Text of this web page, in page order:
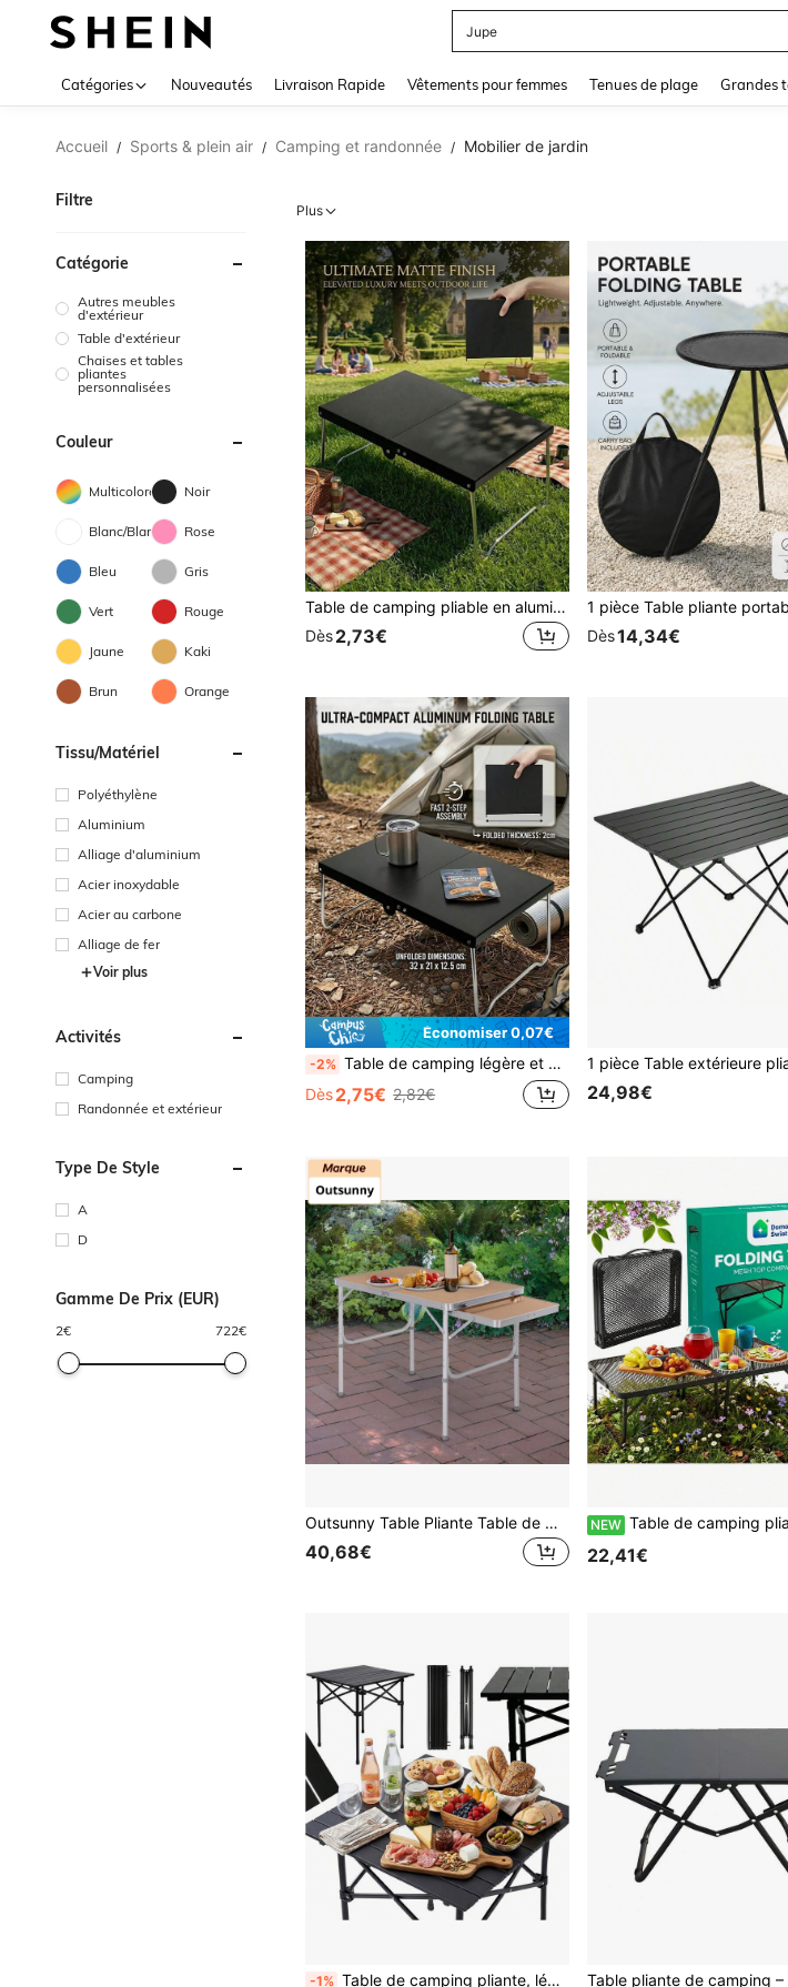
Jupe
Catégories Nouveautés Livraison Rapide Vêtements pour femmes Tenues de plage Grandes
Accueil / Sports & plein air / Camping et randonnée / Mobilier de jardin
Filtre
Catégorie
Autres meubles
d'extérieur
Table d'extérieur
Chaises et tables
pliantes
personnalisées
Couleur
Multicolore Noir
Blanc/Blanche Rose
Bleu Gris
Vert Rouge
Jaune Kaki
Brun Orange
Tissu/matériel
Polyéthylène
Aluminium
Alliage d'aluminium
Acier inoxydable
Acier au carbone
Alliage de fer
Voir plus
Activités
Camping
Randonnée et extérieur
Type De Style
A
D
Gamme De Prix (EUR)
2€ 722€
Plus
Table de camping pliable en aluminium, légère, minimaliste et robuste, table de pique-nique et de café portable, convient pour le jardinage extérieur, la randonnée, la pêche, gain de place, surface lisse, design ergonomique, idéal pour les voyages, la remise des diplômes, la rentrée scolaire, la fête des pères
Dès2,73€
Dès14,34€
Économiser 0,07€
-2% Table de camping légère et pliable, équipement essentiel pour les randonneurs, les pêcheurs et les campeurs. Durable et robuste, choix de cadeau parfait pour la saison des voyages, la rentrée scolaire ou la cérémonie de remise des diplômes.
Dès2,75€ 2,82€ 24,98€
Outsunny Table Pliante Table de Camping Table de Jardin avec rallonge Hauteur réglable Aluminium MDF Imitation Bambou
40,68€
NEW Table de camping pliable 60 * 40 * 25 cm avec cadre en aluminium et en acier, table d'extérieur légère et portable avec conception pliable verrouillable, surface résistante aux intempéries et capacité de charge de 20 kg,
22,41€
-1% Table de camping pliante, légère et portable, idéale pour le jardin, la terrasse, le balcon, le camping et les événements en plein air. Table de voyage pliante pratique avec structure métallique stable et surface résistante aux intempéries, adaptée à une utilisation intérieure et extérieure. Table de voyage compacte avec système de pliage rapide, facile à ranger et à transporter dans son sac de transport inclus. Table d'extérieur stable avec pieds antidérapants et capacité de charge jusqu'à 70 kg, idéale pour les pique-niques, les sorties de pêche, les garden-parties et le camping. Table pliante noire moderne pour la maison et les activités de plein air, offrant une surface confortable.